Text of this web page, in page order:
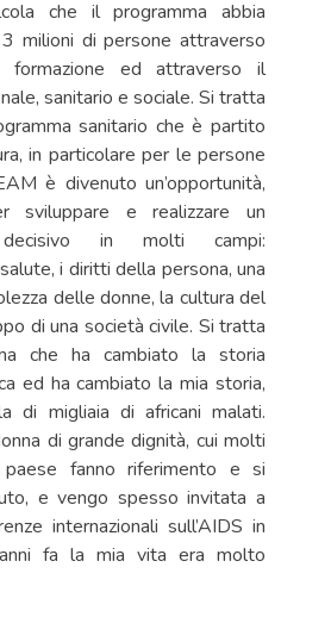
che il programma abbia
milioni di persone attraverso
formazione ed attraverso il
sanitario e sociale. Si tratta
sanitario che è partito
in particolare per le persone
è divenuto un’opportunità,
sviluppare e realizzare un
decisivo in molti campi:
i diritti della persona, una
delle donne, la cultura del
di una società civile. Si tratta
che ha cambiato la storia
ed ha cambiato la mia storia,
di migliaia di africani malati.
di grande dignità, cui molti
fanno riferimento e si
e vengo spesso invitata a
internazionali sull’AIDS in
fa la mia vita era molto